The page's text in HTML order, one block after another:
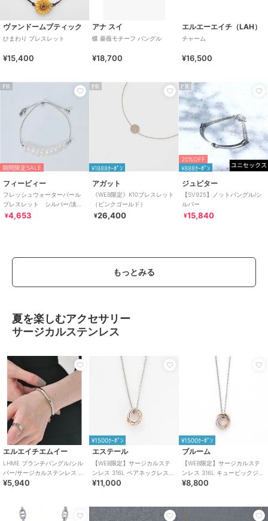
ヴァンドームブティック
ひまわり ブレスレット
¥15,400
アナ スイ
蝶 薔薇モチーフ バングル
¥18,700
エルエーエイチ（LAH）
チャーム
¥16,500
PR
期間限定SALE
フィービィー
フレッシュウォーターパール
ブレスレット シルバー/淡水
パール
¥4,653
PR
¥1888ｸｰﾎﾟﾝ
アガット
《WEB限定》K10ブレスレット
（ピンクゴールド）
¥26,400
PR
20%OFF
¥888ｸｰﾎﾟﾝ
ジュピター
【SV925】ノットバングル/シ
ルバー
¥15,840
もっとみる
夏を楽しむアクセサリー
サージカルステンレス
エルエイチエムイー
LHME ブランチバングル/シル
バー/サージカルステンレス 金
属アレルギー対応
¥5,940
¥1500ｸｰﾎﾟﾝ
エステール
【WEB限定】サージカルステ
ンレス 316L ペアネックレス
（レディース）
¥11,000
¥1500ｸｰﾎﾟﾝ
ブルーム
【WEB限定】サージカルステ
ンレス 316L キュービックジル
コニア ペアネックレス（レデ
¥8,800